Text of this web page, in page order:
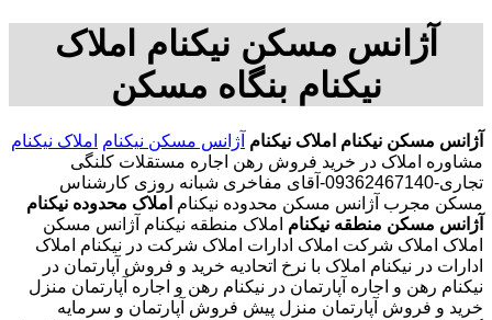
آژانس مسکن نیکنام املاک
نیکنام بنگاه مسکن
آژانس مسکن نیکنام املاک نیکنام آژانس مسکن نیکنام املاک نیکنام
مشاوره املاک در خرید فروش رهن اجاره مستقلات کلنگی
تجاری-09362467140-آقای مفاخری شبانه روزی کارشناس
مسکن مجرب آژانس مسکن محدوده نیکنام املاک محدوده نیکنام
آژانس مسکن منطقه نیکنام املاک منطقه نیکنام آژانس مسکن
املاک املاک شرکت املاک ادارات املاک شرکت در نیکنام املاک
ادارات در نیکنام املاک با نرخ اتحادیه خرید و فروش آپارتمان در
نیکنام رهن و اجاره آپارتمان در نیکنام رهن و اجاره آپارتمان منزل
خرید و فروش آپارتمان منزل پیش فروش آپارتمان و سرمایه